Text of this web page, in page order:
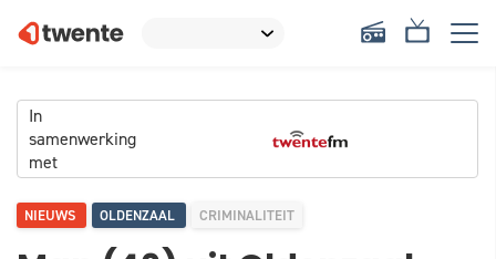
In
samenwerking
met
NIEUWS OLDENZAAL CRIMINALITEIT